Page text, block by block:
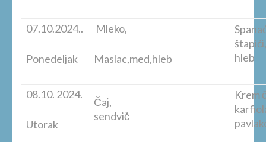
07.10.2024..
Ponedeljak
Mleko,
Maslac,med,hleb
hleb
08.10. 2024.
Utorak
Čaj,
sendvič
Krem